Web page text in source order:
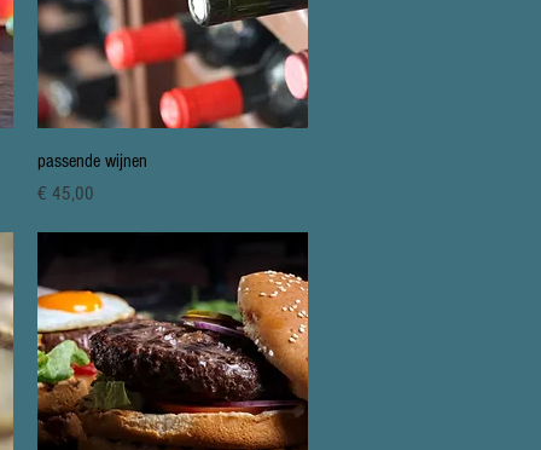
Snel overzicht
passende wijnen
Prijs
€ 45,00